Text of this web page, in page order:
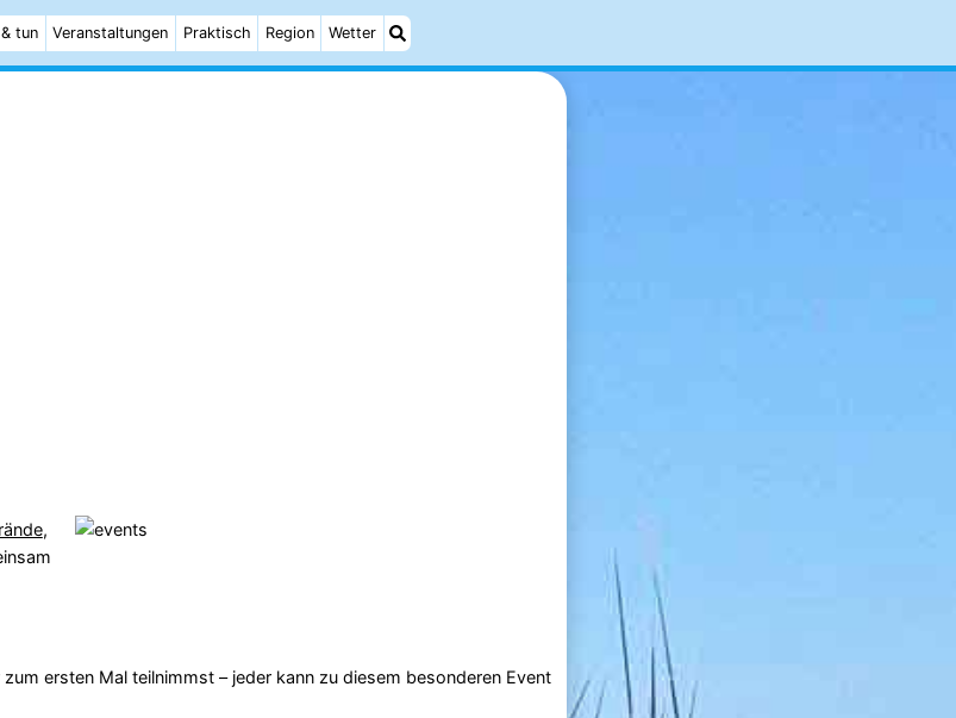
tun Veranstaltungen Praktisch Region Wetter
,
ersten Mal teilnimmst – jeder kann zu diesem besonderen Event